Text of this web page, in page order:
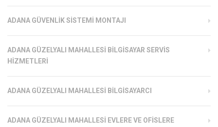
ADANA GÜVENLIK SISTEMI MONTAJI
ADANA GÜZELYALI MAHALLESI BILGISAYAR SERVIS
HIZMETLERI
ADANA GÜZELYALI MAHALLESI BILGISAYARCI
ADANA GÜZELYALI MAHALLESI EVLERE VE OFISLERE